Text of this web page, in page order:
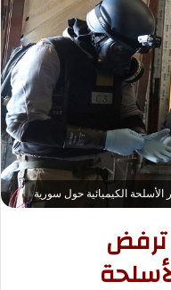
الكيميائية حول سورية